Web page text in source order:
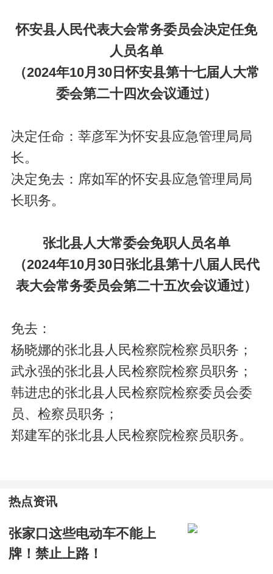
怀安县人民代表大会常务委员会决定任免
人员名单
（2024年10月30日怀安县第十七届人大常
委会第二十四次会议通过）
决定任命：莘彦军为怀安县应急管理局局
长。
决定免去：席如军的怀安县应急管理局局
长职务。
张北县人大常委会免职人员名单
（2024年10月30日张北县第十八届人民代
表大会常务委员会第二十五次会议通过）
免去：
杨晓娜的张北县人民检察院检察员职务；
武永强的张北县人民检察院检察员职务；
韩进忠的张北县人民检察院检察委员会委
员、检察员职务；
郑建军的张北县人民检察院检察员职务。
热点资讯
张家口这些电动车不能上
牌！禁止上路！